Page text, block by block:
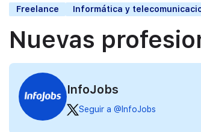
Freelance Informática y
Nuevas
InfoJobs
Seguir a @InfoJobs